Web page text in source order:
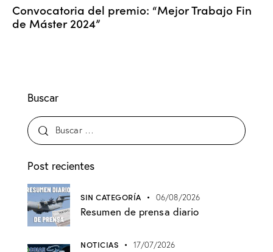
Convocatoria del premio: “Mejor Trabajo Fin
de Máster 2024”
Buscar
Post recientes
SIN CATEGORÍA 06/08/2026
Resumen de prensa diario
NOTICIAS 17/07/2026